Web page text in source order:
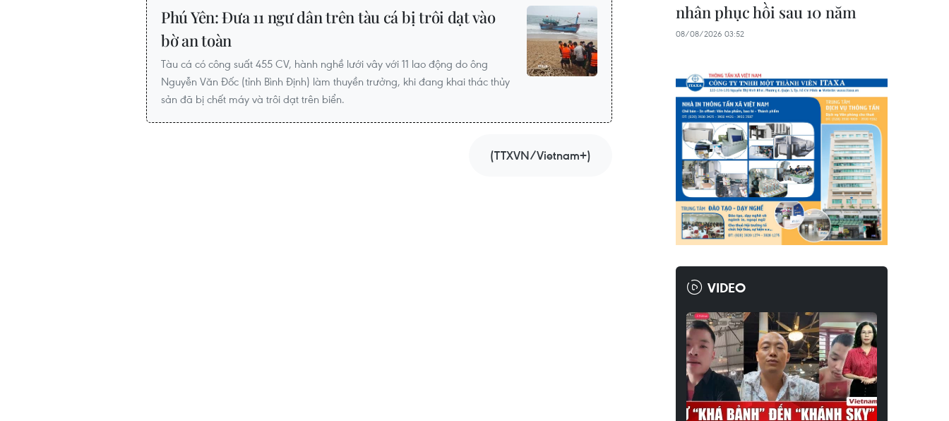
Phú Yên: Đưa 11 ngư dân trên tàu cá bị trôi dạt vào
bờ an toàn
Tàu cá có công suất 455 CV, hành nghề lưới vây với 11 lao động do ông
Nguyễn Văn Đốc (tỉnh Bình Định) làm thuyền trưởng, khi đang khai thác thủy
sản đã bị chết máy và trôi dạt trên biển.
(TTXVN/Vietnam+)
nhân phục hồi sau 10 năm
08/08/2026 03:52
VIDEO